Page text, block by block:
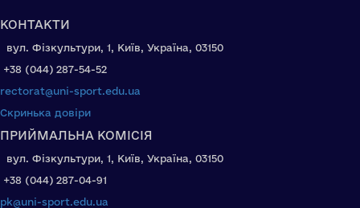
КОНТАКТИ
вул. Фізкультури, 1, Київ, Україна, 03150
+38 (044) 287-54-52
rectorat@uni-sport.edu.ua
Скринька довіри
ПРИЙМАЛЬНА КОМІСІЯ
вул. Фізкультури, 1, Київ, Україна, 03150
+38 (044) 287-04-91
pk@uni-sport.edu.ua